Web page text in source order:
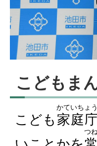
こどもま
こども 家庭庁
かていちょう
つね